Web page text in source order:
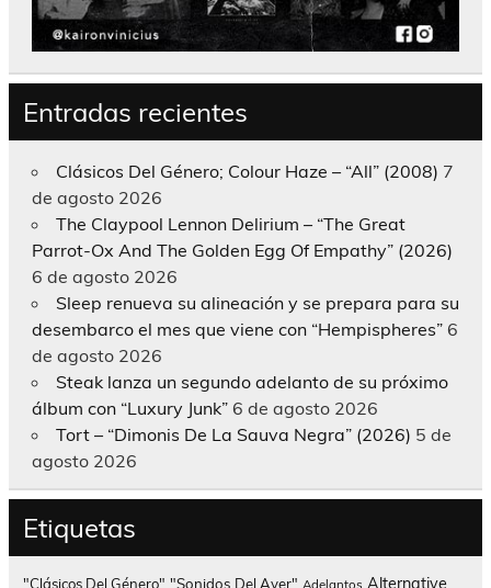
Entradas recientes
Clásicos Del Género; Colour Haze – “All” (2008) 7
de agosto 2026
The Claypool Lennon Delirium – “The Great
Parrot-Ox And The Golden Egg Of Empathy” (2026)
6 de agosto 2026
Sleep renueva su alineación y se prepara para su
desembarco el mes que viene con “Hempispheres” 6
de agosto 2026
Steak lanza un segundo adelanto de su próximo
álbum con “Luxury Junk” 6 de agosto 2026
Tort – “Dimonis De La Sauva Negra” (2026) 5 de
agosto 2026
Etiquetas
"Clásicos Del Género" "Sonidos Del Ayer" Adelantos Alternative